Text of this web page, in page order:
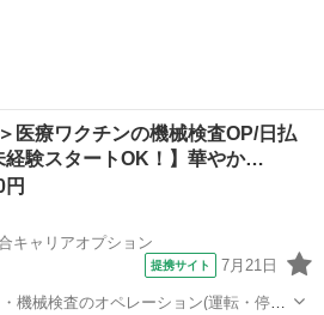
医療ワクチンの機械検査OP/日払
経験スタートOK！】華やか…
円
キャリアオプション
提携サイト 7月21日
機械検査のオペレーション(運転・停止